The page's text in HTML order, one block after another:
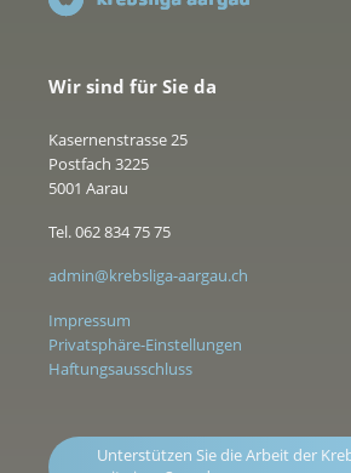
Wir sind für Sie da
Kasernenstrasse 25
Postfach 3225
5001 Aarau
Tel. 062 834 75 75
admin@krebsliga-aargau.ch
Impressum
Privatsphäre-Einstellungen
Haftungsausschluss
Unterstützen Sie die Arbeit der